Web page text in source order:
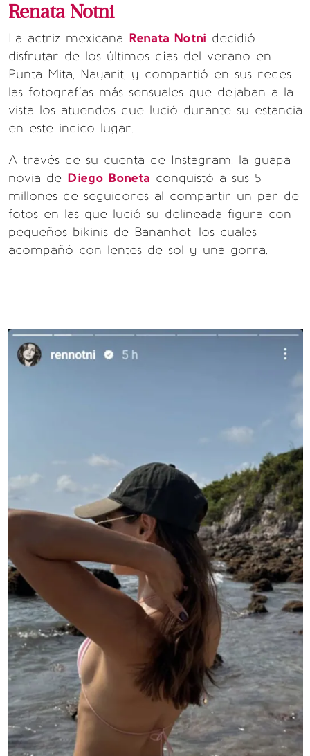
Renata Notni
La actriz mexicana Renata Notni decidió
disfrutar de los últimos días del verano en
Punta Mita, Nayarit, y compartió en sus redes
las fotografías más sensuales que dejaban a la
vista los atuendos que lució durante su estancia
en este indico lugar.
A través de su cuenta de Instagram, la guapa
novia de Diego Boneta conquistó a sus 5
millones de seguidores al compartir un par de
fotos en las que lució su delineada figura con
pequeños bikinis de Bananhot, los cuales
acompañó con lentes de sol y una gorra.